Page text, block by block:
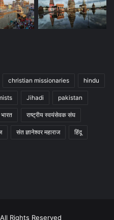
christian missionaries hindu
Jihadi pakistan
भारत राष्ट्रीय स्वयंसेवक संघ
संत ज्ञानेश्वर महाराज हिंदू
Rights Reserved